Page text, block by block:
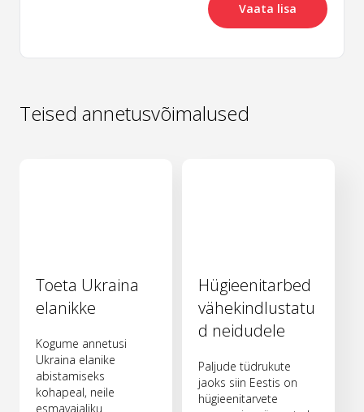
Vaata lisa
Teised annetusvõimalused
Toeta Ukraina
elanikke
Kogume annetusi
Ukraina elanike
abistamiseks
kohapeal, neile
esmavajaliku
Hügieenitarbed
vähekindlustatu
d neidudele
Paljude tüdrukute
jaoks siin Eestis on
hügieenitarvete